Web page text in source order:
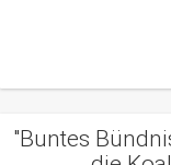
"Buntes